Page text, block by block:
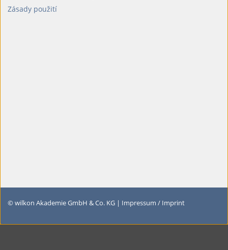
Zásady použití
© wilkon Akademie GmbH & Co. KG | Impressum / Imprint